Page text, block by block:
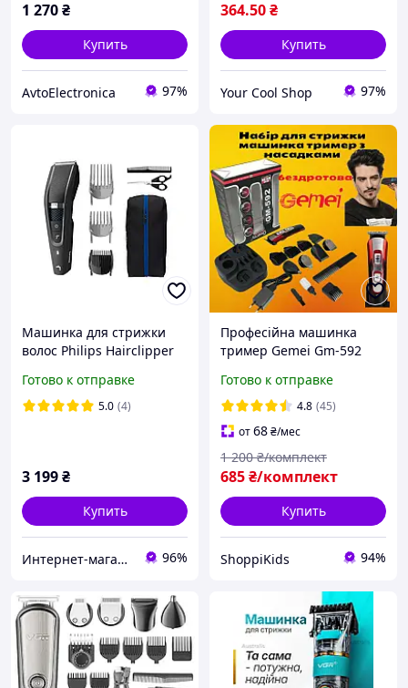
1 270₴
Купить
AvtoElectronica 97%
364.50₴
Купить
Your Cool Shop 97%
Машинка для стрижки
волос Philips Hairclipper
Готово к отправке
5.0 (4)
3 199₴
Купить
Интернет-магазин "Лойер" 96%
Професійна машинка
тример Gemei Gm-592
електробритва
бездротова з насадками
триммер набір
Готово к отправке
4.8 (45)
от68₴/мес
685₴/комплект
1 200 ₴/комплект
Купить
ShoppiKids 94%